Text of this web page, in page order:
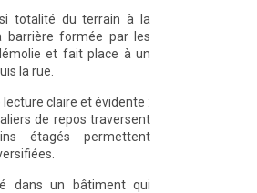
totalité du terrain à la
barrière formée par les
et fait place à un
la rue.
lecture claire et évidente :
de repos traversent
étagés permettent
dans un bâtiment qui